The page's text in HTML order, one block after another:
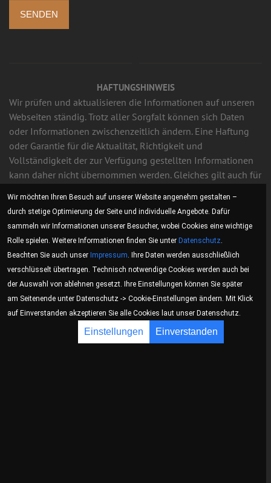
SENDEN
HAFTUNGSHINWEIS
Wir prüfen und aktualisieren die Informationen auf unseren
Webseiten ständig. Trotz aller Sorgfalt können sich Daten
oder Informationen zwischenzeitlich ändern. Eine Haftung
oder Garantie für die Aktualität, Richtigkeit und
Vollständigkeit der zur Verfügung gestellten Informationen
kann daher nicht übernommen werden. Gleiches gilt auch für
wird. Wir sind für den Inhalt der Webseiten, die aufgrund
einer solchen Verbindung erreicht werden, nicht
Des weiteren behalten wir uns das Recht vor, Änderungen
oder Ergänzungen der bereitgestellten Informationen
Inhalt und Struktur unserer Webseiten sind urheberrechtlich
geschützt (teils auch durch Dritte). Die Vervielfältigung von
Wir möchten Ihren Besuch auf unserer Website angenehm gestalten –
durch stetige Optimierung der Seite und individuelle Angebote. Dafür
sammeln wir Informationen unserer Besucher, wobei Cookies eine wichtige
Rolle spielen. Weitere Informationen finden Sie unter Datenschutz.
Beachten Sie auch unser Impressum. Ihre Daten werden ausschließlich
verschlüsselt übertragen. Technisch notwendige Cookies werden auch bei
der Auswahl von ablehnen gesetzt. Ihre Einstellungen können Sie später
am Seitenende unter Datenschutz -> Cookie-Einstellungen ändern. Mit Klick
auf Einverstanden akzeptieren Sie alle Cookies laut unser Datenschutz.
Einstellungen Einverstanden